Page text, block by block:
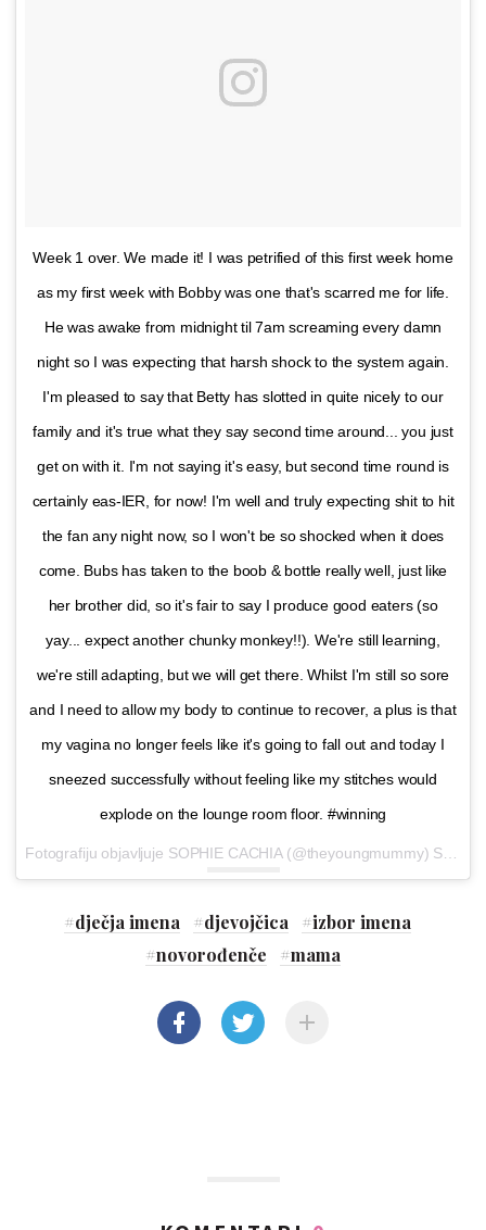
Week 1 over. We made it! I was petrified of this first week home
as my first week with Bobby was one that's scarred me for life.
He was awake from midnight til 7am screaming every damn
night so I was expecting that harsh shock to the system again.
I'm pleased to say that Betty has slotted in quite nicely to our
family and it's true what they say second time around... you just
get on with it. I'm not saying it's easy, but second time round is
certainly eas-IER, for now! I'm well and truly expecting shit to hit
the fan any night now, so I won't be so shocked when it does
come. Bubs has taken to the boob & bottle really well, just like
her brother did, so it's fair to say I produce good eaters (so
yay... expect another chunky monkey!!). We're still learning,
we're still adapting, but we will get there. Whilst I'm still so sore
and I need to allow my body to continue to recover, a plus is that
my vagina no longer feels like it's going to fall out and today I
sneezed successfully without feeling like my stitches would
explode on the lounge room floor. #winning
Fotografiju objavljuje SOPHIE CACHIA (@theyoungmummy) Sij 21, 2017 u 3:32 PST
#dječja imena #djevojčica #izbor imena
#novorođenče #mama